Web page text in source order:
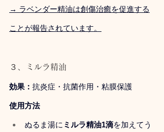
→ ラベンダー精油は創傷治癒を促進する
ことが報告されています。
３、ミルラ精油
効果： 抗炎症・抗菌作用・粘膜保護
使用方法
ぬるま湯に ミルラ精油1滴を加えてう